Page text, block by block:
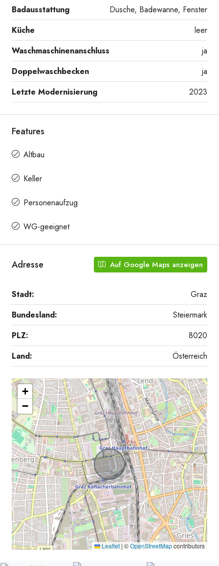
Badausstattung
Dusche, Badewanne, Fenster
Küche
leer
Waschmaschinenanschluss
ja
Doppelwaschbecken
ja
Letzte Modernisierung
2023
Features
Altbau
Keller
Personenaufzug
WG-geeignet
Adresse Auf Google Maps anzeigen
Stadt:
Graz
Bundesland:
Steiermark
PLZ:
8020
Land:
Österreich
+
−
Leaflet | ©OpenStreetMapcontributors